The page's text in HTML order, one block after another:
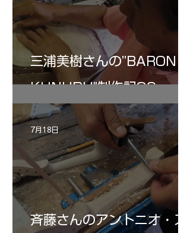
三浦美樹さんの”BARON・
KUNUPU"制作記30
斉藤さんのアントニオ・ス
7月18日